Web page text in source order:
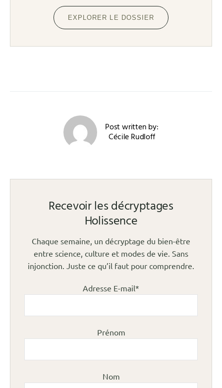
EXPLORER LE DOSSIER
Post written by:
Cécile Rudloff
Recevoir les décryptages
Holissence
Chaque semaine, un décryptage du bien-être
entre science, culture et modes de vie. Sans
injonction. Juste ce qu’il faut pour comprendre.
Adresse E-mail*
Prénom
Nom